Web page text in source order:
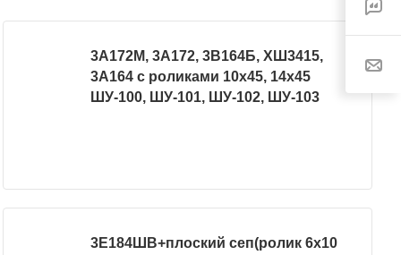
3А172М, 3А172, 3В164Б, ХШ3415,
3А164 с роликами 10х45, 14х45
ШУ-100, ШУ-101, ШУ-102, ШУ-103
3Е184ШВ+плоский сеп(ролик 6х10